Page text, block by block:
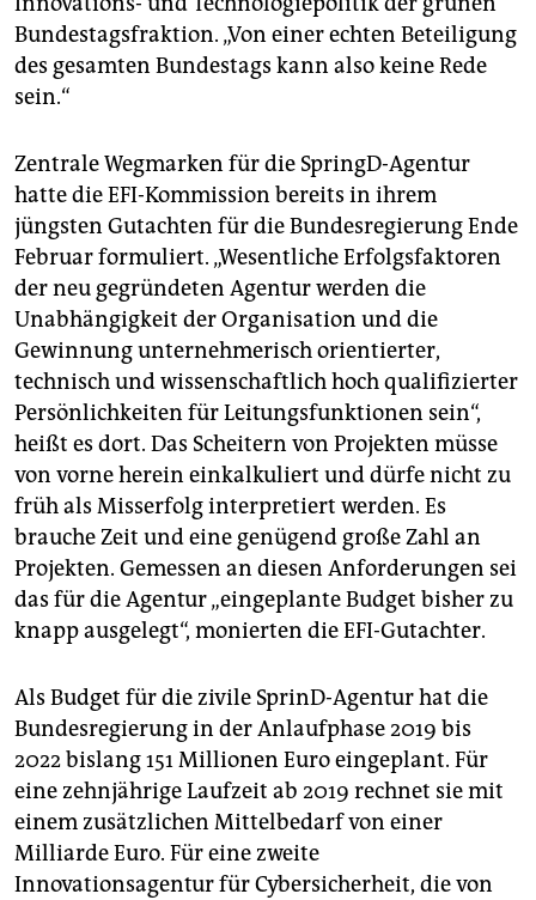
Bundestagsfraktion. „Von einer echten Beteiligung
des gesamten Bundestags kann also keine Rede
sein.“
Zentrale Wegmarken für die SpringD-Agentur
hatte die EFI-Kommission bereits in ihrem
jüngsten Gutachten für die Bundesregierung Ende
Februar formuliert. „Wesentliche Erfolgsfaktoren
der neu gegründeten Agentur werden die
Unabhängigkeit der Organisation und die
Gewinnung unternehmerisch orientierter,
technisch und wissenschaftlich hoch qualifizierter
Persönlichkeiten für Leitungsfunktionen sein“,
heißt es dort. Das Scheitern von Projekten müsse
von vorne herein einkalkuliert und dürfe nicht zu
früh als Misserfolg interpretiert werden. Es
brauche Zeit und eine genügend große Zahl an
Projekten. Gemessen an diesen Anforderungen sei
das für die Agentur „eingeplante Budget bisher zu
knapp ausgelegt“, monierten die EFI-Gutachter.
Als Budget für die zivile SprinD-Agentur hat die
Bundesregierung in der Anlaufphase 2019 bis
2022 bislang 151 Millionen Euro eingeplant. Für
eine zehnjährige Laufzeit ab 2019 rechnet sie mit
einem zusätzlichen Mittelbedarf von einer
Milliarde Euro. Für eine zweite
Innovationsagentur für Cybersicherheit, die von